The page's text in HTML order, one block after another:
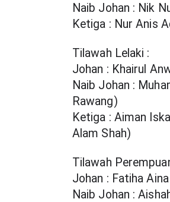
Naib Johan : Nik
Ketiga : Nur Anis
Tilawah Lelaki :
Johan : Khairul
Naib Johan :
Rawang)
Ketiga : Aiman
Alam Shah)
Tilawah
Johan : Fatiha
Naib Johan :